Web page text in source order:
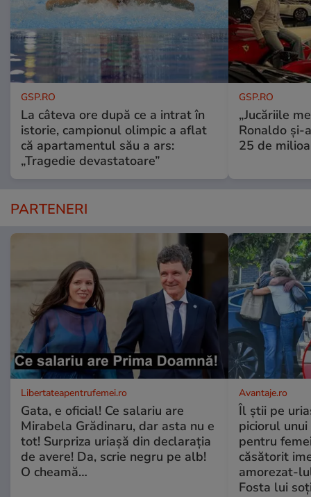
GSP.RO
La câteva ore după ce a intrat în
istorie, campionul olimpic a aflat
că apartamentul său a ars:
„Tragedie devastatoare”
GSP.RO
„Jucăriile
Ronaldo și-
25 de
PARTENERI
Libertateapentrufemei.ro
Gata, e oficial! Ce salariu are
Mirabela Grădinaru, dar asta nu e
tot! Surpriza uriașă din declarația
de avere! Da, scrie negru pe alb!
O cheamă…
Avantaje.ro
Îl știi pe
piciorul
pentru
căsătorit
amorezat-
Fosta lui